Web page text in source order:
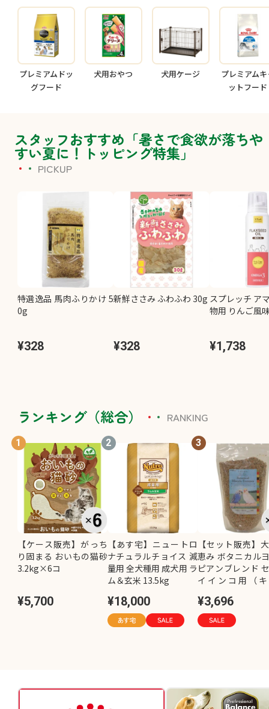
0
プレミアムドッ
グフード
犬用おやつ 犬用ケージ
プレミアム
ットフード
スタッフおすすめ「暑さで食欲が落ちや
すい夏に！トッピング特集」
PICKUP
特選逸品 馬肉ふりかけ 5
0g
¥328
新鮮ささみ ふわふわ 30g
¥328
スプレッチ ア
物用 りんご風
¥1,738
ランキング（総合） RANKING
1
【ケース販売】がっち
り固まる おいもの猫砂
3.2kg×6コ
¥5,700
2
【あす宅】ニュートロ
ナチュラルチョイス 減
量用 全犬種用 成犬用 ラ
ム＆玄米 13.5kg
¥18,000
3
【セット販売】
恵み ボタニカル
ピアンブレンド
イインコ用（
¥3,696